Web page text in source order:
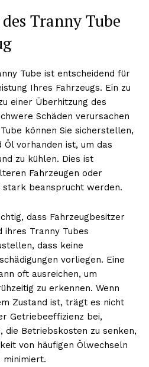
Tranny Tube
Tube ist entscheidend für
Ihres Fahrzeugs. Ein zu
einer Überhitzung des
Schäden verursachen
können Sie sicherstellen,
vorhanden ist, um das
zu kühlen. Dies ist
Fahrzeugen oder
beansprucht werden.
dass Fahrzeugbesitzer
ihres Tranny Tubes
dass keine
vorliegen. Eine
oft ausreichen, um
zu erkennen. Wenn
Zustand ist, trägt es nicht
Getriebeeffizienz bei,
die Betriebskosten zu senken,
von häufigen Ölwechseln
minimiert.